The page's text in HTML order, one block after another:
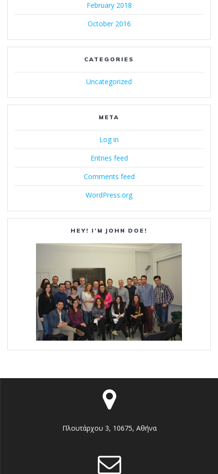
February 2018
October 2016
CATEGORIES
Uncategorized
META
Log in
Entries feed
Comments feed
WordPress.org
HEY! I’M JOHN DOE!
Πλουτάρχου 3, 10675, Αθήνα